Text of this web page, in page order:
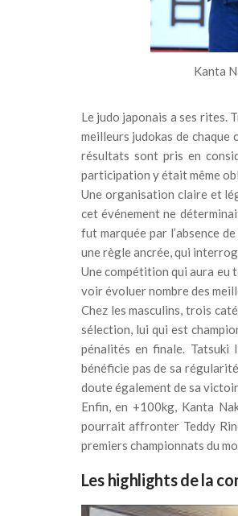
Kanta
Le judo japonais a ses rites.
meilleurs judokas de
résultats sont pris en
participation y était même
Une organisation claire et
cet événement ne
fut marquée par l’absence
une règle ancrée, qui
Une compétition qui aura eu
voir évoluer nombre des
Chez les masculins, trois
sélection, lui qui est
pénalités en finale. Tatsuki
bénéficie pas de sa
doute également de sa
Enfin, en +100kg, Kanta
pourrait affronter Teddy
premiers championnats du
Les highlights de la